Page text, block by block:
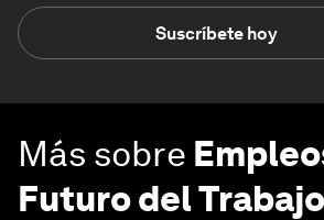
Suscríbete hoy
Más sobre
Futuro del Trabajo